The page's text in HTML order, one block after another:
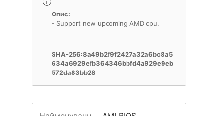
Опис:
- Support new upcoming AMD cpu.
SHA-256:8a49b2f9f2427a32a6bc8a5
634a6929efb364346bbfd4a929e9eb
572da83bb28